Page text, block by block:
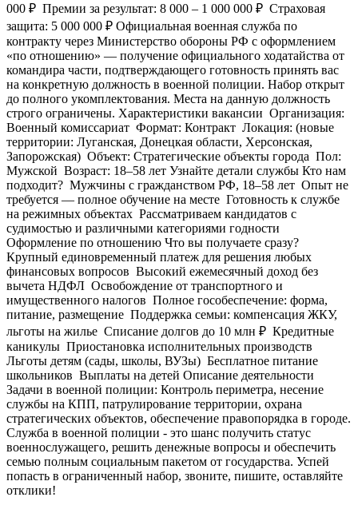
000 ₽ ️ Премии зa результат: 8 000 – 1 000 000 ₽ ️ Страховая
защита: 5 000 000 ₽ Официальная военная служба пo
контракту через Министерство обороны РФ с оформлением
«по отношению» — получение официального ходатайства от
командира части, подтверждающего готовность принять вас
на конкретную должность в военной полиции. Набор открыт
до полного укомплектования. Места на данную должность
строго ограничены. Характеристики вакансии ️ Организация:
Военный комиссариат ️ Формат: Контракт ️ Локация: (новые
территории: Луганская, Донецкая области, Херсонская,
Запорожская) ️ Объект: Стратегические объекты города ️ Пол:
Мужской ️ Возраст: 18–58 лет Узнайте детали службы Кто нам
подходит? ️ Мужчины с гражданством РФ, 18–58 лет ️ Опыт не
требуется — полное обучение на месте ️ Готовность к службе
на режимных объектах ️ Рассматриваем кандидатов с
судимостью и различными категориями годности ️
Оформление по отношению Что вы получаете сразу? ️
Крупный единовременный платеж для решения любых
финансовых вопросов ️ Высокий ежемесячный доход без
вычета НДФЛ ️ Освобождение от транспортного и
имущественного налогов ️ Полное гособеспечение: форма,
питание, размещение ️ Поддержка семьи: компенсация ЖКУ,
льготы на жилье ️ Списание долгов до 10 млн ₽ ️ Кредитные
каникулы ️ Приостановка исполнительных производств ️
Льготы детям (сады, школы, ВУЗы) ️ Бесплатное питание
школьников ️ Выплаты на детей Описание деятельности
Задачи в военной полиции: Контроль периметра, несение
службы на КПП, патрулирование территории, охрана
стратегических объектов, обеспечение правопорядка в городе.
Служба в военной полиции - это шанс получить статус
военнослужащего, решить денежные вопросы и обеспечить
семью полным социальным пакетом от государства. Успей
попасть в ограниченный набор, звоните, пишите, оставляйте
отклики!